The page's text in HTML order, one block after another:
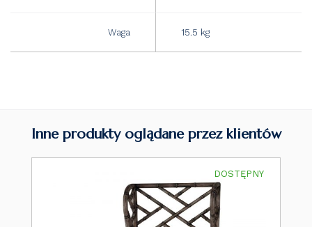
Waga 15.5 kg
Inne produkty oglądane przez klientów
DOSTĘPNY